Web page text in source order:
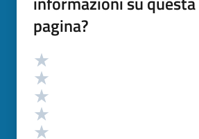
pagina?
Valutazione